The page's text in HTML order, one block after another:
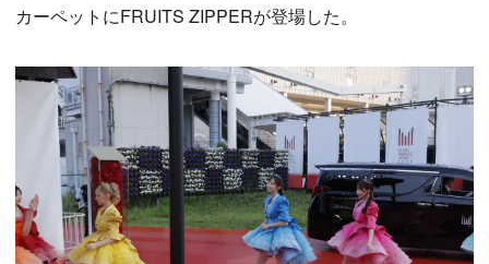
カーペットにFRUITS ZIPPERが登場した。